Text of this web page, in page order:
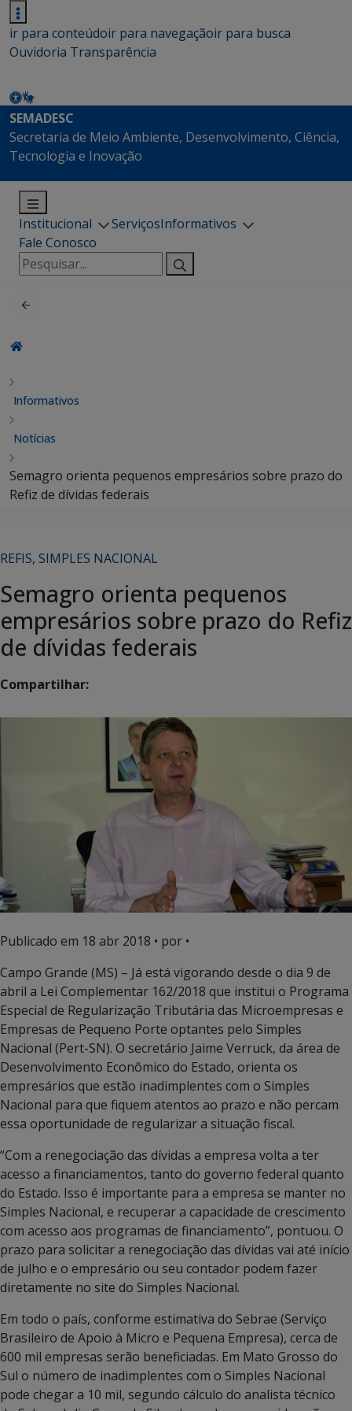
ir para conteúdoir para navegaçãoir para busca
Ouvidoria Transparência
SEMADESC
Secretaria de Meio Ambiente, Desenvolvimento, Ciência,
Tecnologia e Inovação
Institucional ServiçosInformativos
Fale Conosco
Pesquisar
por:
Informativos
Notícias
Semagro orienta pequenos empresários sobre prazo do
Refiz de dívidas federais
REFIS, SIMPLES NACIONAL
Semagro orienta pequenos
empresários sobre prazo do Refiz
de dívidas federais
Compartilhar:
Publicado em 18 abr 2018 • por •
Campo Grande (MS) – Já está vigorando desde o dia 9 de
abril a Lei Complementar 162/2018 que institui o Programa
Especial de Regularização Tributária das Microempresas e
Empresas de Pequeno Porte optantes pelo Simples
Nacional (Pert-SN). O secretário Jaime Verruck, da área de
Desenvolvimento Econômico do Estado, orienta os
empresários que estão inadimplentes com o Simples
Nacional para que fiquem atentos ao prazo e não percam
essa oportunidade de regularizar a situação fiscal.
“Com a renegociação das dívidas a empresa volta a ter
acesso a financiamentos, tanto do governo federal quanto
do Estado. Isso é importante para a empresa se manter no
Simples Nacional, e recuperar a capacidade de crescimento
com acesso aos programas de financiamento”, pontuou. O
prazo para solicitar a renegociação das dívidas vai até início
de julho e o empresário ou seu contador podem fazer
diretamente no site do Simples Nacional.
Em todo o país, conforme estimativa do Sebrae (Serviço
Brasileiro de Apoio à Micro e Pequena Empresa), cerca de
600 mil empresas serão beneficiadas. Em Mato Grosso do
Sul o número de inadimplentes com o Simples Nacional
pode chegar a 10 mil, segundo cálculo do analista técnico